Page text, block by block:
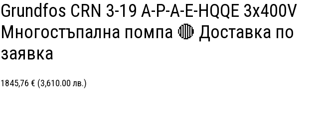
Grundfos CRN 3-19 A-P-A-E-HQQE 3x400V
Многостъпална помпа 🔴 Доставка по
заявка
1845,76 € (3,610.00 лв.)